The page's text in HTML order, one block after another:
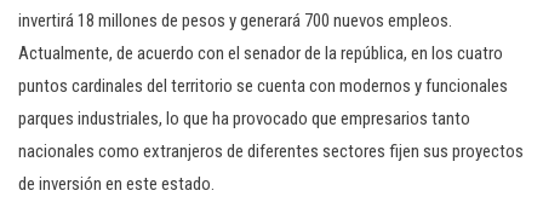
invertirá 18 millones de pesos y generará 700 nuevos empleos.
Actualmente, de acuerdo con el senador de la república, en los cuatro
puntos cardinales del territorio se cuenta con modernos y funcionales
parques industriales, lo que ha provocado que empresarios tanto
nacionales como extranjeros de diferentes sectores fijen sus proyectos
de inversión en este estado.